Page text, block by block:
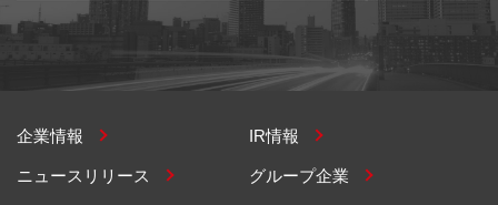
企業情報 IR情報
ニュースリリース グループ企業